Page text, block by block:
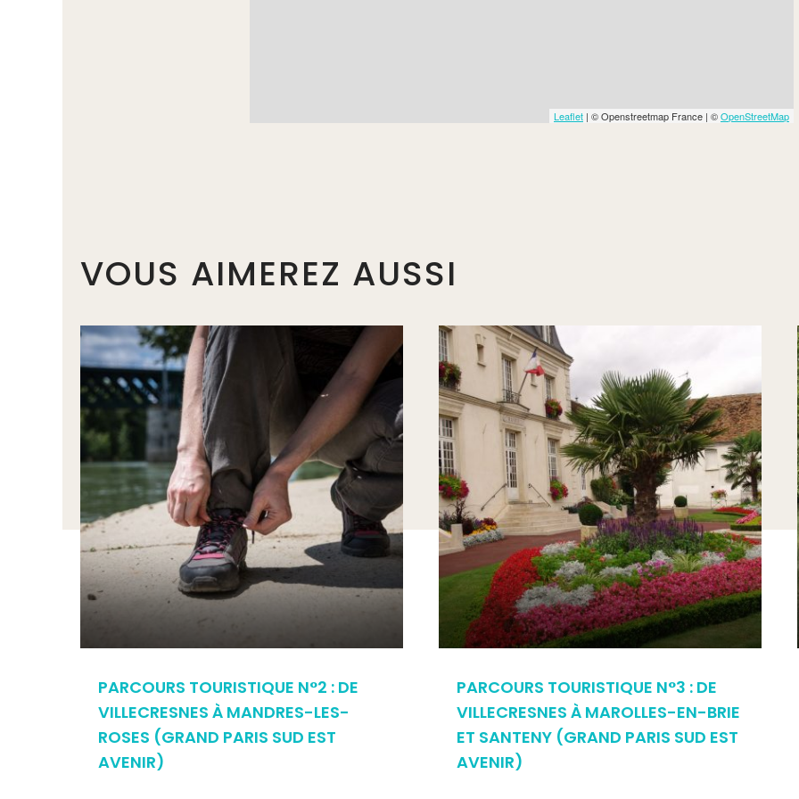
Leaflet | © Openstreetmap France | ©OpenStreetMap
VOUS AIMEREZ AUSSI
PARCOURS TOURISTIQUE N°2 : DE
VILLECRESNES À MANDRES-LES-
ROSES (GRAND PARIS SUD EST
AVENIR)
PARCOURS TOURISTIQUE N°3 : DE
VILLECRESNES À MAROLLES-EN-BRIE
ET SANTENY (GRAND PARIS SUD EST
AVENIR)